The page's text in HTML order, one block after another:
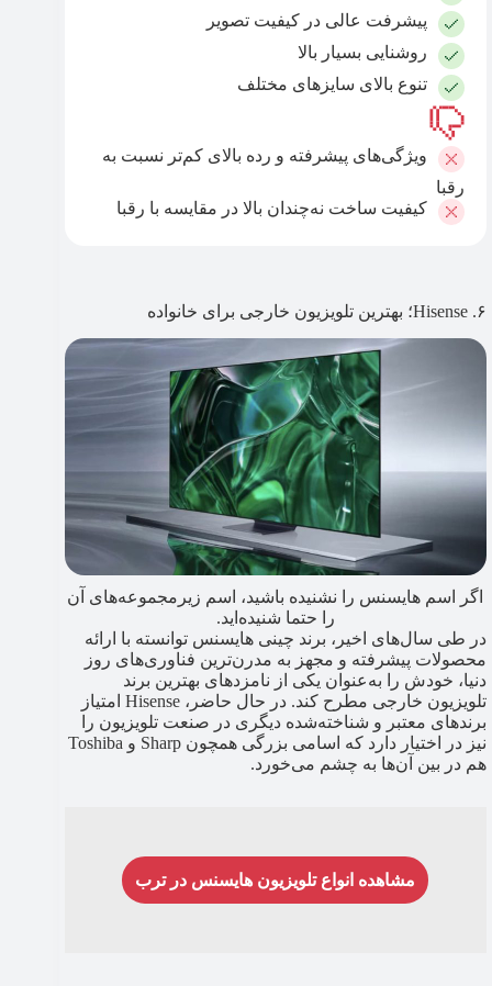
پیشرفت عالی در کیفیت تصویر
روشنایی بسیار بالا
تنوع بالای سایزهای مختلف
ویژگی‌های پیشرفته و رده بالای کم‌تر نسبت به
رقبا
کیفیت ساخت نه‌چندان بالا در مقایسه با رقبا
۶. Hisense؛ بهترین تلویزیون خارجی برای خانواده
اگر اسم هایسنس را نشنیده باشید، اسم زیرمجموعه‌های آن
را حتما شنیده‌اید.
در طی سال‌های اخیر، برند چینی هایسنس توانسته با ارائه
محصولات پیشرفته و مجهز به مدرن‌ترین فناوری‌های روز
دنیا، خودش را به‌عنوان یکی از نامزدهای بهترین برند
تلویزیون خارجی مطرح کند. در حال حاضر، Hisense امتیاز
برندهای معتبر و شناخته‌شده دیگری در صنعت تلویزیون را
نیز در اختیار دارد که اسامی بزرگی همچون Sharp و Toshiba
هم در بین آن‌ها به چشم می‌خورد.
مشاهده انواع تلویزیون هایسنس در ترب